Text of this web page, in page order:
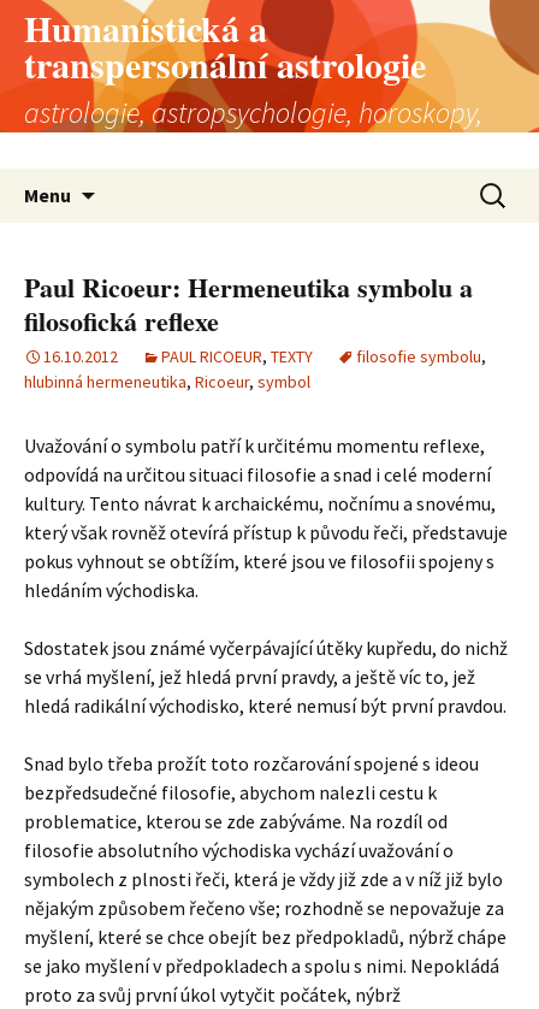
Humanistická a
transpersonální astrologie
astrologie, astropsychologie, horoskopy,
Menu
Paul Ricoeur: Hermeneutika symbolu a
filosofická reflexe
16.10.2012 PAUL RICOEUR, TEXTY filosofie symbolu,
hlubinná hermeneutika, Ricoeur, symbol
Uvažování o symbolu patří k určitému momentu reflexe,
odpovídá na určitou situaci filosofie a snad i celé moderní
kultury. Tento návrat k archaickému, nočnímu a snovému,
který však rovněž otevírá přístup k původu řeči, představuje
pokus vyhnout se obtížím, které jsou ve filosofii spojeny s
hledáním východiska.
Sdostatek jsou známé vyčerpávající útěky kupředu, do nichž
se vrhá myšlení, jež hledá první pravdy, a ještě víc to, jež
hledá radikální východisko, které nemusí být první pravdou.
Snad bylo třeba prožít toto rozčarování spojené s ideou
bezpředsudečné filosofie, abychom nalezli cestu k
problematice, kterou se zde zabýváme. Na rozdíl od
filosofie absolutního východiska vychází uvažování o
symbolech z plnosti řeči, která je vždy již zde a v níž již bylo
nějakým způsobem řečeno vše; rozhodně se nepovažuje za
myšlení, které se chce obejít bez předpokladů, nýbrž chápe
se jako myšlení v předpokladech a spolu s nimi. Nepokládá
proto za svůj první úkol vytyčit počátek, nýbrž